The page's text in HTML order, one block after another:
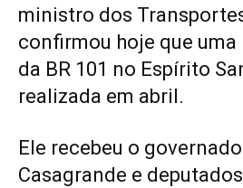
ministro dos
confirmou hoje que
da BR 101 no Espírito
realizada em abril.
Ele recebeu o
Casagrande e